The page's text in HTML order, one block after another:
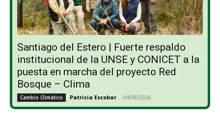
Santiago del Estero | Fuerte respaldo
institucional de la UNSE y CONICET a la
puesta en marcha del proyecto Red
Bosque – Clima
Cambio Climático Patricia Escobar - 04/08/2026